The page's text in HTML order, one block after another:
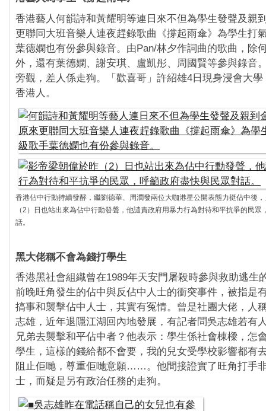
香港藝人何韻詩和黃耀明等連日來不但為學生發聲及親
更聯同大班音樂人連夜趕錄歌曲《撐起雨傘》為學生打
葉德嫻也有份參與錄音。由Pan/林夕作詞曲的歌曲，除
外，還有葉德嫻、謝安琪、盧凱彤、周國賢等參與錄音
旁觀，差人係走狗。「歡喜哥」許紹雄4日現身浸會大
香港人。
香港佔中行動持續發酵，繼劉德華、周潤發兩位大咖港星公開表態力挺佔中後
（2）日也站出來為佔中行動發聲，他譴責政府用暴力行為對待和平抗爭的民眾
話。
黑大佬稱不會為錢打學生
香港黑社會組織曾在1989年天安門屠殺時參與救助逃生
前晚旺角發生的佔中與反佔中人士的衝突事件，被指是
搞事和襲擊佔中人士，其實有冤情。曾是社團大佬，人
志雄，近年退隱江湖回內地發展，有記者問吳志雄若有
兄弟去襲擊和平佔中者？他表示：學生係社會棟樑，怎
學生，這樣的錢給都不會要，我的兒女受學校影響都有
阻止佢哋，尊重佢哋意願……。他間接證實了旺角打手
士，而疑是另有政治任務的走狗。